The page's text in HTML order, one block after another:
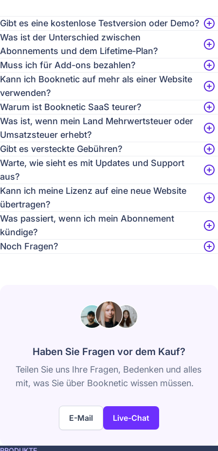
Gibt es eine kostenlose Testversion oder Demo?
Was ist der Unterschied zwischen
Abonnements und dem Lifetime‑Plan?
Muss ich für Add-ons bezahlen?
Kann ich Booknetic auf mehr als einer Website
verwenden?
Warum ist Booknetic SaaS teurer?
Was ist, wenn mein Land Mehrwertsteuer oder
Umsatzsteuer erhebt?
Gibt es versteckte Gebühren?
Warte, wie sieht es mit Updates und Support
aus?
Kann ich meine Lizenz auf eine neue Website
übertragen?
Was passiert, wenn ich mein Abonnement
kündige?
Noch Fragen?
Haben Sie Fragen vor dem Kauf?
Teilen Sie uns Ihre Fragen, Bedenken und alles
mit, was Sie über Booknetic wissen müssen.
E-Mail Live-Chat